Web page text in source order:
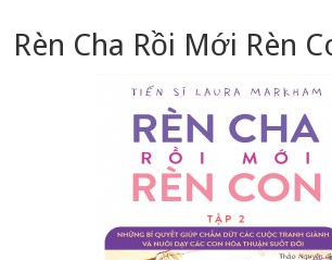
Rèn Cha Rồi Mới Rèn